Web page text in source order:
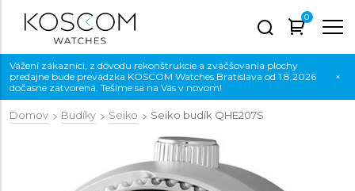
0
Vážení zákazníci, z dôvodu rekonštrukcie a zväčšovania plochy
predajne bude prevádzka KOSCOM Watches Bratislava od 1.8.2026
dočasne zatvorená. Tešíme sa na Vás v novom!
×
Domov Budíky Seiko Seiko budík QHE207S